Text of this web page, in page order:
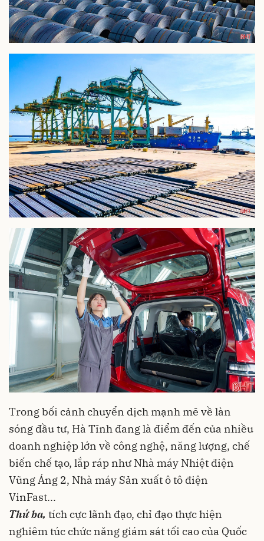
Trong bối cảnh chuyển dịch mạnh mẽ về làn
sóng đầu tư, Hà Tĩnh đang là điểm đến của nhiều
doanh nghiệp lớn về công nghệ, năng lượng, chế
biến chế tạo, lắp ráp như Nhà máy Nhiệt điện
Vũng Áng 2, Nhà máy Sản xuất ô tô điện
VinFast...
Thứ ba, tích cực lãnh đạo, chỉ đạo thực hiện
nghiêm túc chức năng giám sát tối cao của Quốc